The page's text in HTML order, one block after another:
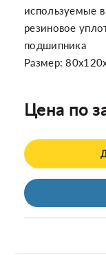
используемые
резиновое
подшипника
Размер:
Цена по